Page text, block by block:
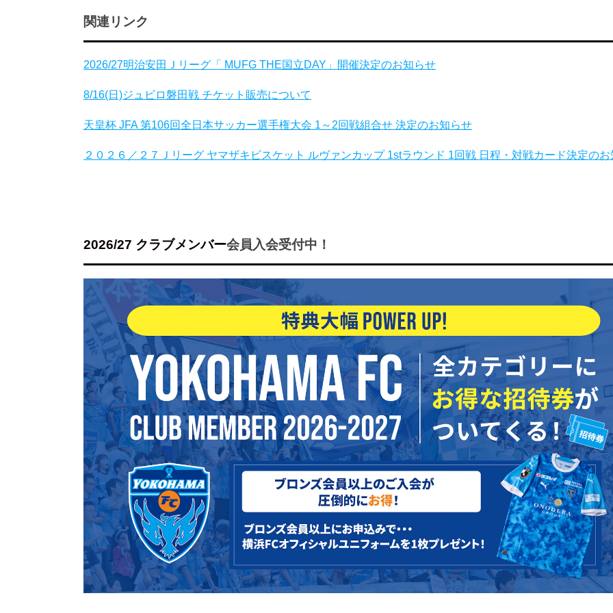
関連リンク
2026/27明治安田Ｊリーグ「 MUFG THE国立DAY」開催決定のお知らせ
8/16(日)ジュビロ磐田戦 チケット販売について
天皇杯 JFA 第106回全日本サッカー選手権大会 1～2回戦組合せ 決定のお知らせ
２０２６／２７Ｊリーグ ヤマザキビスケット ルヴァンカップ 1stラウンド 1回戦 日程・対戦カード決定のお
2026/27 クラブメンバー会員入会受付中！